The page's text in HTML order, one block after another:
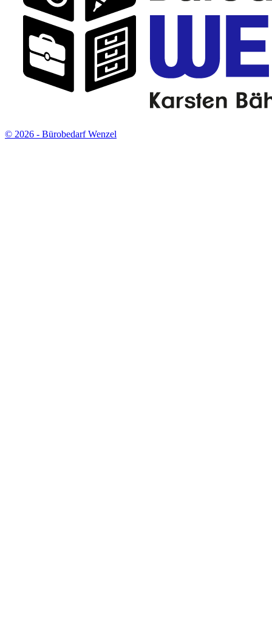
© 2026 - Bürobedarf Wenzel